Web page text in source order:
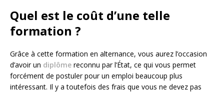
Quel est le coût d’une telle
formation ?
Grâce à cette formation en alternance, vous aurez l’occasion
d’avoir un diplôme reconnu par l’État, ce qui vous permet
forcément de postuler pour un emploi beaucoup plus
intéressant. Il y a toutefois des frais que vous ne devez pas